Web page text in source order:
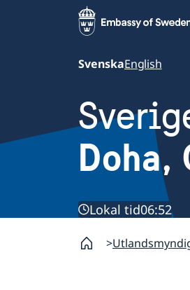
SvenskaEnglish
Doha,
Lokal tid06:52